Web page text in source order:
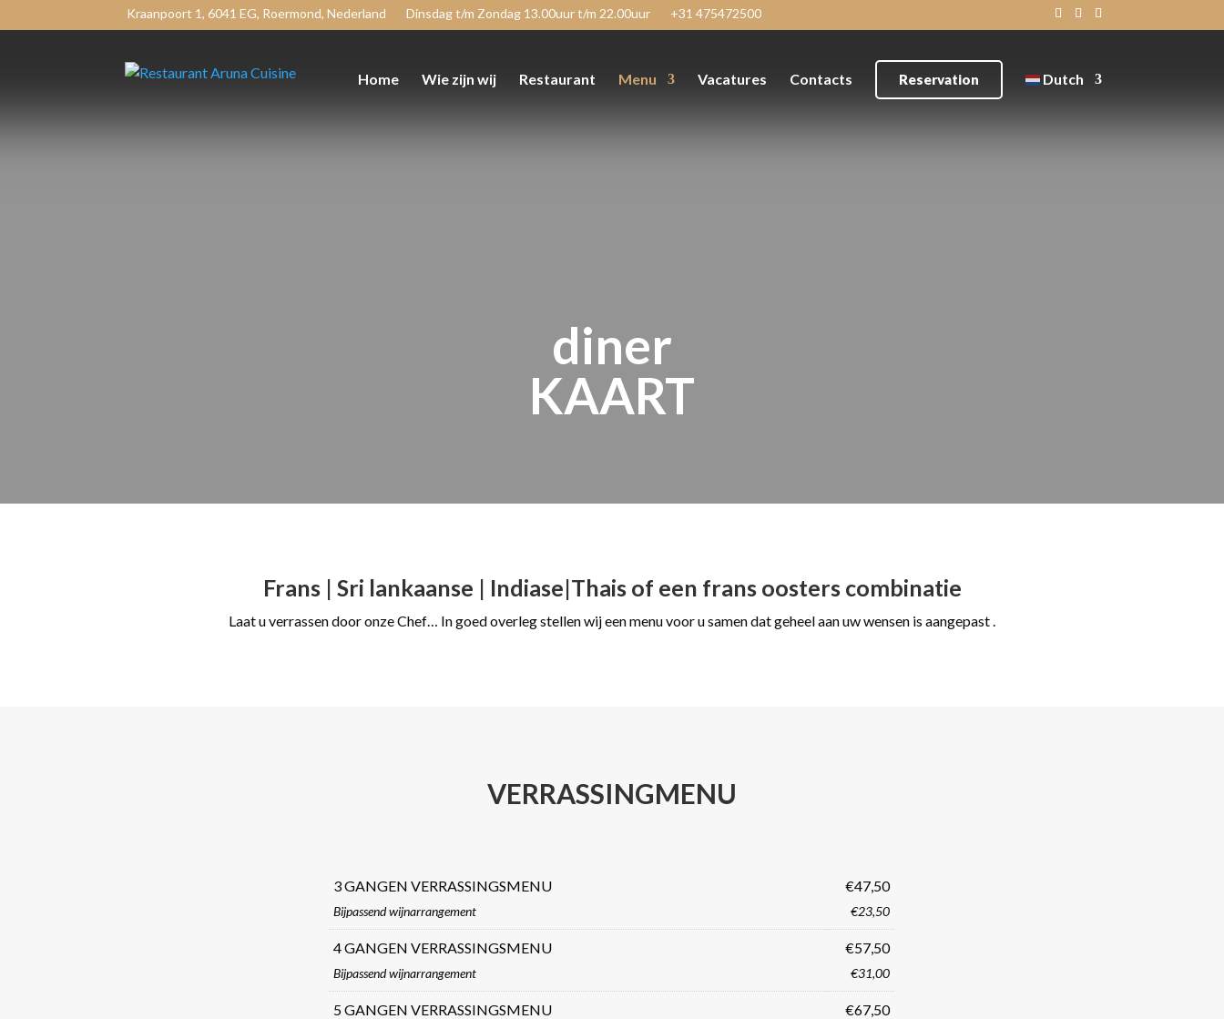
Kraanpoort 1, 6041 EG, Roermond, Nederland Dinsdag t/m Zondag 13.00uur t/m 22.00uur +31 475472500
Home Wie zijn wij Restaurant Menu Vacatures Contacts Reservation Dutch
diner
KAART
Frans | Sri lankaanse | Indiase|Thais of een frans oosters combinatie
Laat u verrassen door onze Chef… In goed overleg stellen wij een menu voor u samen dat geheel aan uw wensen is aangepast .
VERRASSINGMENU
3 GANGEN VERRASSINGSMENU €47,50
Bijpassend wijnarrangement €23,50
4 GANGEN VERRASSINGSMENU €57,50
Bijpassend wijnarrangement €31,00
5 GANGEN VERRASSINGSMENU €67,50